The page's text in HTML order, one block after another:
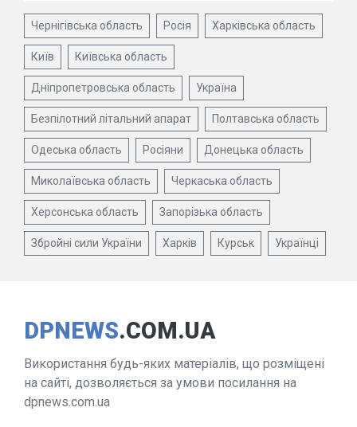
Чернігівська область Росія Харківська область
Київ Київська область
Дніпропетровська область Україна
Безпілотний літальний апарат Полтавська область
Одеська область Росіяни Донецька область
Миколаївська область Черкаська область
Херсонська область Запорізька область
Збройні сили України Харків Курськ Українці
DPNEWS.COM.UA
Використання будь-яких матеріалів, що розміщені
на сайті, дозволяється за умови посилання на
dpnews.com.ua